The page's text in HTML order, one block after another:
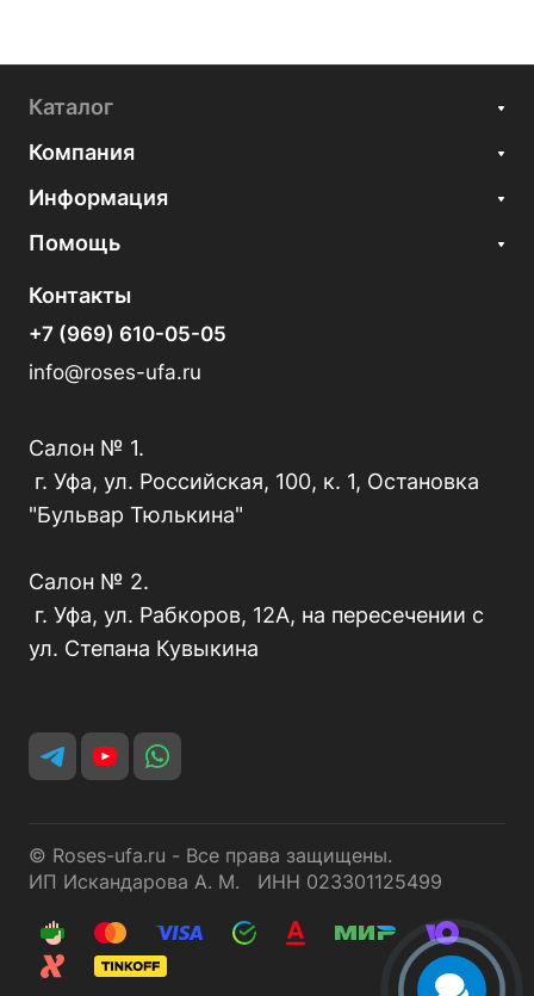
Каталог
Компания
Информация
Помощь
Контакты
+7 (969) 610-05-05
info@roses-ufa.ru
Салон № 1.
г. Уфа, ул. Российская, 100, к. 1, Остановка
"Бульвар Тюлькина"
Салон № 2.
г. Уфа, ул. Рабкоров, 12А, на пересечении с
ул. Степана Кувыкина
© Roses-ufa.ru - Все права защищены.
ИП Искандарова А. М. ИНН 023301125499